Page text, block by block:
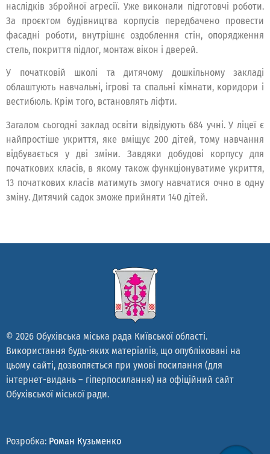
наслідків збройної агресії. Уже виконали підготовчі роботи.
За проєктом будівництва корпусів передбачено провести
фасадні роботи, внутрішнє оздоблення стін, опорядження
стель, покриття підлог, монтаж вікон і дверей.
У початковій школі та дитячому дошкільному закладі
облаштують навчальні, ігрові та спальні кімнати, коридори і
вестибюль. Крім того, встановлять ліфти.
Загалом сьогодні заклад освіти відвідують 684 учні. У ліцеї є
найпростіше укриття, яке вміщує 200 дітей, тому навчання
відбувається у дві зміни. Завдяки добудові корпусу для
початкових класів, в якому також функціонуватиме укриття,
13 початкових класів матимуть змогу навчатися очно в одну
зміну. Дитячий садок зможе прийняти 140 дітей.
© 2026 Обухівська міська рада Київської області.
Використання будь-яких матеріалів, що опубліковані на
цьому сайті, дозволяється при умові посилання (для
інтернет-видань – гіперпосилання) на офіційний сайт
Обухівської міської ради.
Розробка: Роман Кузьменко